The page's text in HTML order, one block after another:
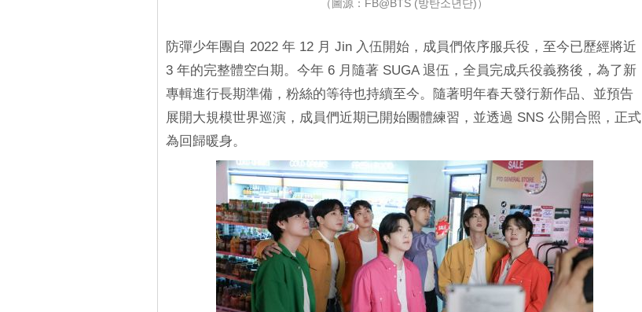
（圖源：FB@BTS (방탄소년단)）
防彈少年團自 2022 年 12 月 Jin 入伍開始，成員們依序服兵役，至今已歷經將近
3 年的完整體空白期。今年 6 月隨著 SUGA 退伍，全員完成兵役義務後，為了新
專輯進行長期準備，粉絲的等待也持續至今。隨著明年春天發行新作品、並預告
展開大規模世界巡演，成員們近期已開始團體練習，並透過 SNS 公開合照，正式
為回歸暖身。